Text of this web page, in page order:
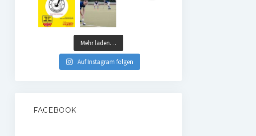
Mehr laden…
Auf Instagram folgen
FACEBOOK